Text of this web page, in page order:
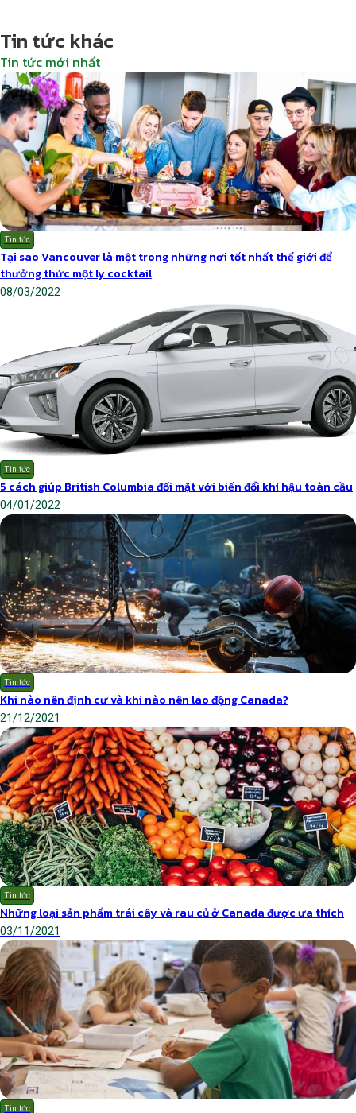
Tin tức khác
Tin tức mới nhất
Tin tức
Tại sao Vancouver là một trong những nơi tốt nhất thế giới để
thưởng thức một ly cocktail
08/03/2022
Tin tức
5 cách giúp British Columbia đối mặt với biến đổi khí hậu toàn cầu
04/01/2022
Tin tức
Khi nào nên định cư và khi nào nên lao động Canada?
21/12/2021
Tin tức
Những loại sản phẩm trái cây và rau củ ở Canada được ưa thích
03/11/2021
Tin tức